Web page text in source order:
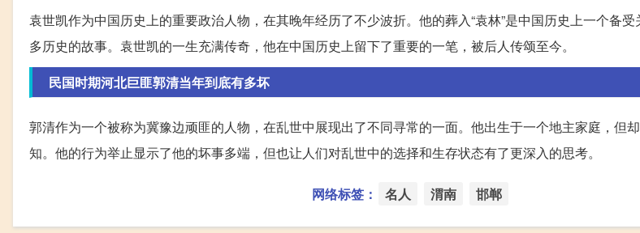
袁世凯作为中国历史上的重要政治人物，在其晚年经历了不少波折。他的葬入“袁林”是中国历史上一个备
多历史的故事。袁世凯的一生充满传奇，他在中国历史上留下了重要的一笔，被后人传颂至今。
民国时期河北巨匪郭清当年到底有多坏
郭清作为一个被称为冀豫边顽匪的人物，在乱世中展现出了不同寻常的一面。他出生于一个地主家庭，但
知。他的行为举止显示了他的坏事多端，但也让人们对乱世中的选择和生存状态有了更深入的思考。
网络标签： 名人 渭南 邯郸